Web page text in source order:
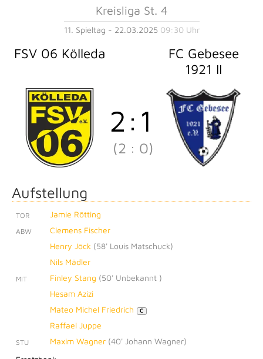
Kreisliga St. 4
11. Spieltag - 22.03.2025 09:30 Uhr
FSV 06 Kölleda
FC Gebesee
1921 II
2 : 1
(2 : 0)
Aufstellung
TOR Jamie Rötting
ABW
Clemens Fischer
Henry Jöck (58' Louis Matschuck)
Nils Mädler
MIT Finley Stang (50' Unbekannt )
Hesam Azizi
Mateo Michel Friedrich
C
Raffael Juppe
STU Maxim Wagner (40' Johann Wagner)